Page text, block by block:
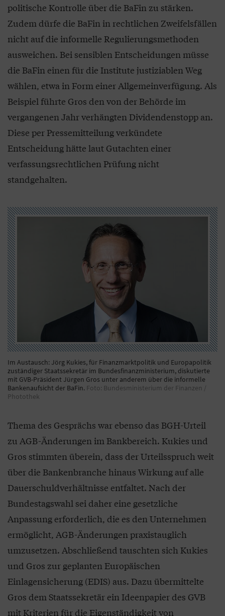
politische Kontrolle über die BaFin zu stärken.
Zudem dürfe die BaFin in rechtlichen Zweifelsfällen
nicht auf die informelle Regulierungsmethoden
ausweichen. Bei sensiblen Entscheidungen müsse
die BaFin einen für die Institute justiziablen Weg
wählen, etwa in Form einer Allgemeinverfügung. Als
Beispiel führte Gros den von der Behörde im
vergangenen Jahr verhängten Dividendenstopp an.
Diese per Pressemitteilung verkündete
Entscheidung hätte laut Gutachten einer
verfassungsrechtlichen Prüfung nicht
standgehalten.
Im Austausch: Jörg Kukies, für Finanzmarktpolitik und Europapolitik
zuständiger Staatssekretär im Bundesfinanzministerium, diskutierte
mit GVB-Präsident Jürgen Gros unter anderem über die informelle
Bankenaufsicht der BaFin. Foto: Bundesministerium der Finanzen /
Photothek
Thema des Gesprächs war ebenso das BGH-Urteil
zu AGB-Änderungen im Bankbereich. Kukies und
Gros stimmten überein, dass der Urteilsspruch weit
über die Bankenbranche hinaus Wirkung auf alle
Dauerschuldverhältnisse entfaltet. Nach der
Bundestagswahl sei daher eine gesetzliche
Anpassung erforderlich, die es den Unternehmen
ermöglicht, AGB-Änderungen praxistauglich
umzusetzen. Abschließend tauschten sich Kukies
und Gros zur geplanten Europäischen
Einlagensicherung (EDIS) aus. Dazu übermittelte
Gros dem Staatssekretär ein Ideenpapier des GVB
mit Kriterien für die Eigenständigkeit von